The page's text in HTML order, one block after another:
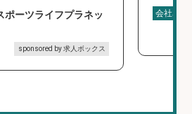
ポーツライフプラネッ
sponsored by 求人ボックス
会社名